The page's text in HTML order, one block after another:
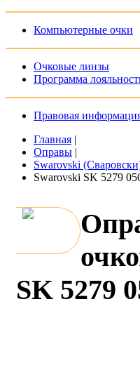
Компьютерные очки
Очковые линзы
Программа
Правовая
Главная |
Оправы |
Swarovski
Swarovski SK 5279
SK 5279